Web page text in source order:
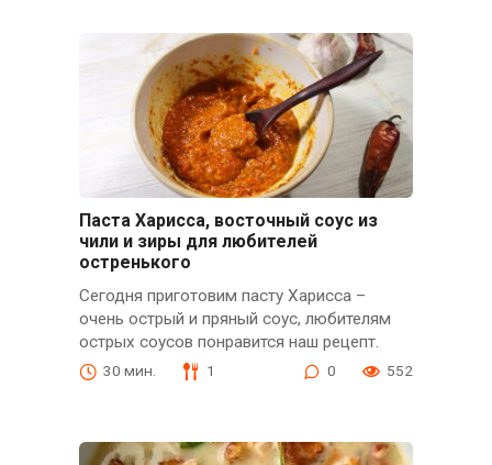
Паста Харисса, восточный соус из
чили и зиры для любителей
остренького
Сегодня приготовим пасту Харисса –
очень острый и пряный соус, любителям
острых соусов понравится наш рецепт.
30 мин. 1 0 552